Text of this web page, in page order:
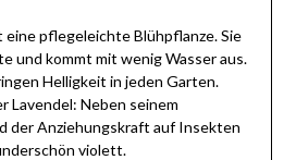
pflegeleichte Blühpflanze. Sie
und kommt mit wenig Wasser aus.
Helligkeit in jeden Garten.
Lavendel: Neben seinem
der Anziehungskraft auf Insekten
violett.